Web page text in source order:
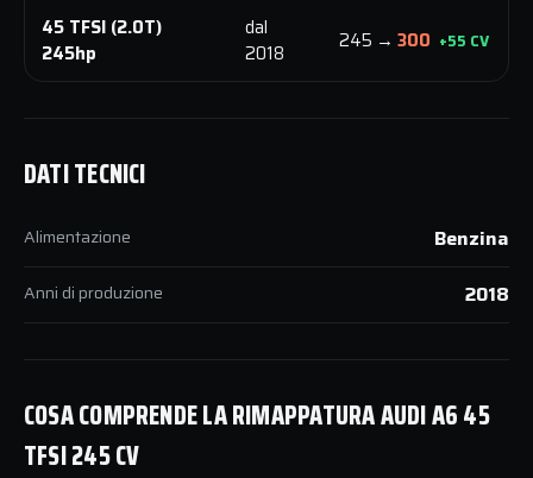
45 TFSI (2.0T)
245hp
dal
2018
245 → 300 +55 CV
DATI TECNICI
Alimentazione Benzina
Anni di produzione 2018
COSA COMPRENDE LA RIMAPPATURA AUDI A6 45
TFSI 245 CV